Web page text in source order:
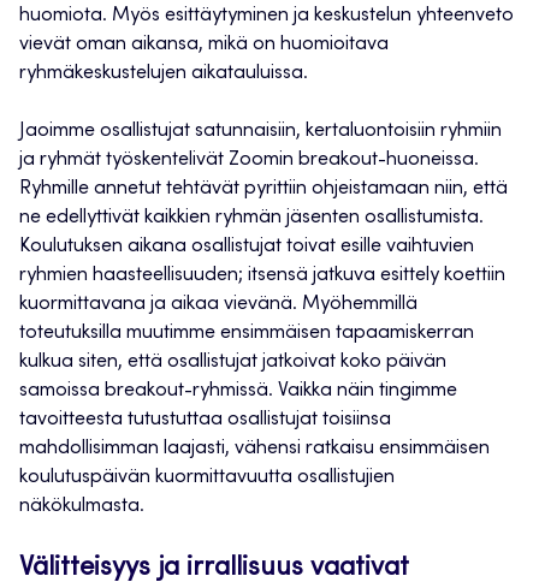
huomiota. Myös esittäytyminen ja keskustelun yhteenveto
vievät oman aikansa, mikä on huomioitava
ryhmäkeskustelujen aikatauluissa.
Jaoimme osallistujat satunnaisiin, kertaluontoisiin ryhmiin
ja ryhmät työskentelivät Zoomin breakout-huoneissa.
Ryhmille annetut tehtävät pyrittiin ohjeistamaan niin, että
ne edellyttivät kaikkien ryhmän jäsenten osallistumista.
Koulutuksen aikana osallistujat toivat esille vaihtuvien
ryhmien haasteellisuuden; itsensä jatkuva esittely koettiin
kuormittavana ja aikaa vievänä. Myöhemmillä
toteutuksilla muutimme ensimmäisen tapaamiskerran
kulkua siten, että osallistujat jatkoivat koko päivän
samoissa breakout-ryhmissä. Vaikka näin tingimme
tavoitteesta tutustuttaa osallistujat toisiinsa
mahdollisimman laajasti, vähensi ratkaisu ensimmäisen
koulutuspäivän kuormittavuutta osallistujien
näkökulmasta.
Välitteisyys ja irrallisuus vaativat